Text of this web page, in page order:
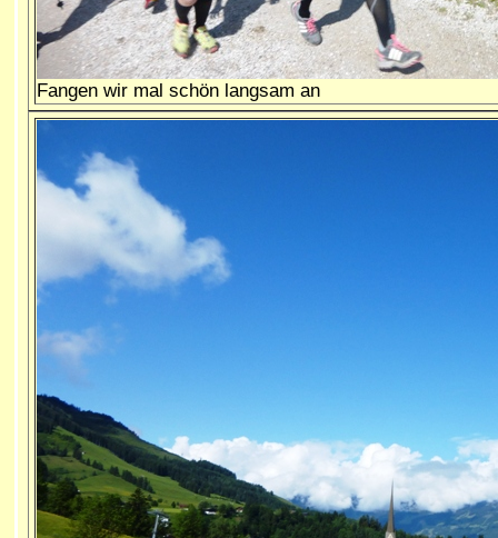
Fangen wir mal schön langsam an